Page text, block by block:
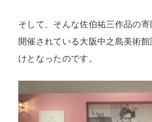
そして、そんな佐伯祐三作品の
開催されている大阪中之島美術
けとなったのです。